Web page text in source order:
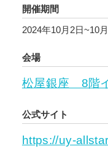
開催期間
2024年10月2日~10
会場
松屋銀座 8階
公式サイト
https://uy-